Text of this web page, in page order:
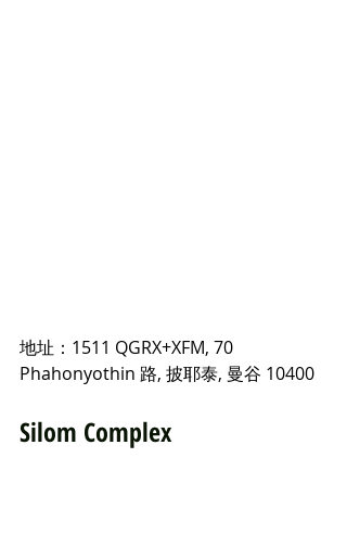
地址：1511 QGRX+XFM, 70
Phahonyothin 路, 披耶泰, 曼谷 10400
Silom Complex